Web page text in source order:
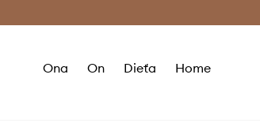
Ona On Dieťa Home